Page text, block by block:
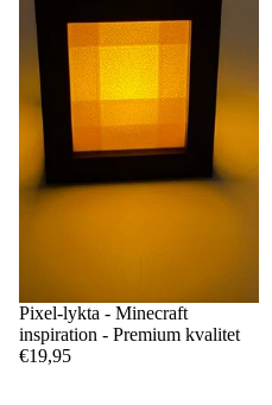
Pixel-lykta - Minecraft
inspiration - Premium kvalitet
€19,95